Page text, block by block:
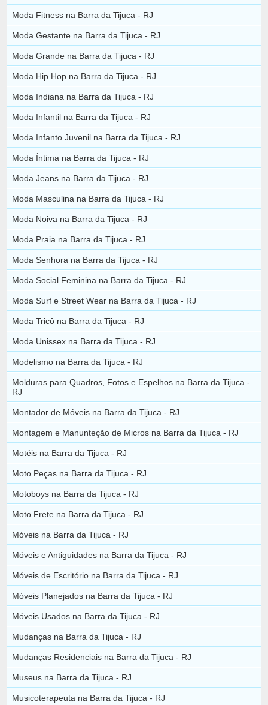
Moda Fitness na Barra da Tijuca - RJ
Moda Gestante na Barra da Tijuca - RJ
Moda Grande na Barra da Tijuca - RJ
Moda Hip Hop na Barra da Tijuca - RJ
Moda Indiana na Barra da Tijuca - RJ
Moda Infantil na Barra da Tijuca - RJ
Moda Infanto Juvenil na Barra da Tijuca - RJ
Moda Íntima na Barra da Tijuca - RJ
Moda Jeans na Barra da Tijuca - RJ
Moda Masculina na Barra da Tijuca - RJ
Moda Noiva na Barra da Tijuca - RJ
Moda Praia na Barra da Tijuca - RJ
Moda Senhora na Barra da Tijuca - RJ
Moda Social Feminina na Barra da Tijuca - RJ
Moda Surf e Street Wear na Barra da Tijuca - RJ
Moda Tricô na Barra da Tijuca - RJ
Moda Unissex na Barra da Tijuca - RJ
Modelismo na Barra da Tijuca - RJ
Molduras para Quadros, Fotos e Espelhos na Barra da Tijuca -
RJ
Montador de Móveis na Barra da Tijuca - RJ
Montagem e Manunteção de Micros na Barra da Tijuca - RJ
Motéis na Barra da Tijuca - RJ
Moto Peças na Barra da Tijuca - RJ
Motoboys na Barra da Tijuca - RJ
Moto Frete na Barra da Tijuca - RJ
Móveis na Barra da Tijuca - RJ
Móveis e Antiguidades na Barra da Tijuca - RJ
Móveis de Escritório na Barra da Tijuca - RJ
Móveis Planejados na Barra da Tijuca - RJ
Móveis Usados na Barra da Tijuca - RJ
Mudanças na Barra da Tijuca - RJ
Mudanças Residenciais na Barra da Tijuca - RJ
Museus na Barra da Tijuca - RJ
Musicoterapeuta na Barra da Tijuca - RJ